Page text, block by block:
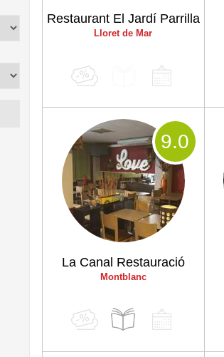
Restaurant El Jardí Parrilla
Lloret de Mar
La Canal Restauració
Montblanc
9.0